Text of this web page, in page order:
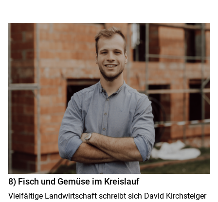
8) Fisch und Gemüse im Kreislauf
Vielfältige Landwirtschaft schreibt sich David Kirchsteiger